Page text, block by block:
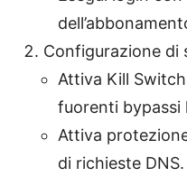
Configurazione di
Attiva Kill
fuorenti bypassi
Attiva
di richieste DNS.